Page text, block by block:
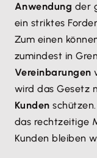
Anwendung der
ein striktes
Zum einen
zumindest in
Vereinbarungen
wird das Gesetz
Kunden
das rechtzeitige
Kunden bleiben